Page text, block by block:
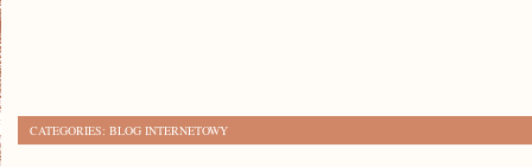
CATEGORIES: BLOG INTERNETOWY